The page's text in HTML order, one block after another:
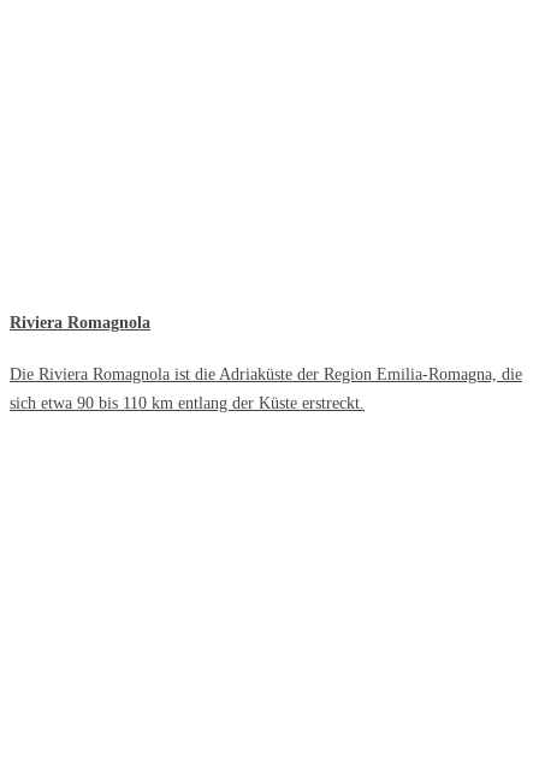
Riviera Romagnola
Die Riviera Romagnola ist die Adriaküste der Region Emilia-Romagna, die
sich etwa 90 bis 110 km entlang der Küste erstreckt.